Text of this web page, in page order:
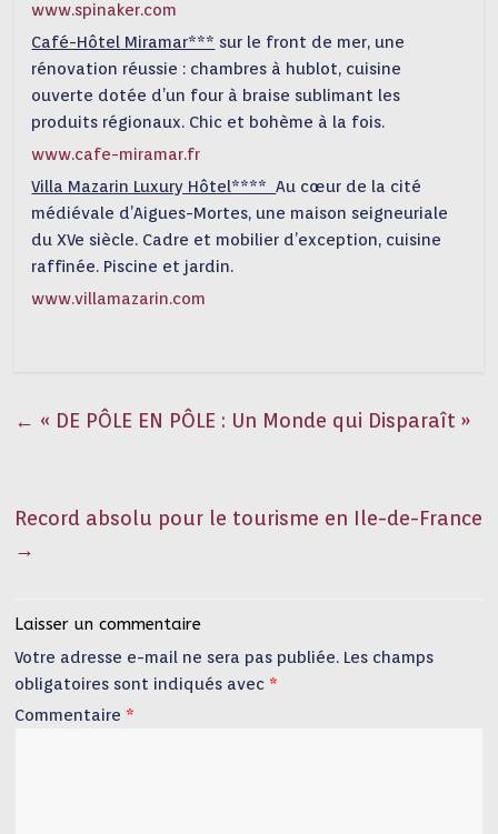
www.spinaker.com
Café-Hôtel Miramar*** sur le front de mer, une
rénovation réussie : chambres à hublot, cuisine
ouverte dotée d’un four à braise sublimant les
produits régionaux. Chic et bohème à la fois.
www.cafe-miramar.fr
Villa Mazarin Luxury Hôtel****Au cœur de la cité
médiévale d’Aigues-Mortes, une maison seigneuriale
du XVe siècle. Cadre et mobilier d’exception, cuisine
raffinée. Piscine et jardin.
www.villamazarin.com
← « DE PÔLE EN PÔLE : Un Monde qui Disparaît »
Record absolu pour le tourisme en Ile-de-France
→
Laisser un commentaire
Votre adresse e-mail ne sera pas publiée. Les champs
obligatoires sont indiqués avec *
Commentaire *